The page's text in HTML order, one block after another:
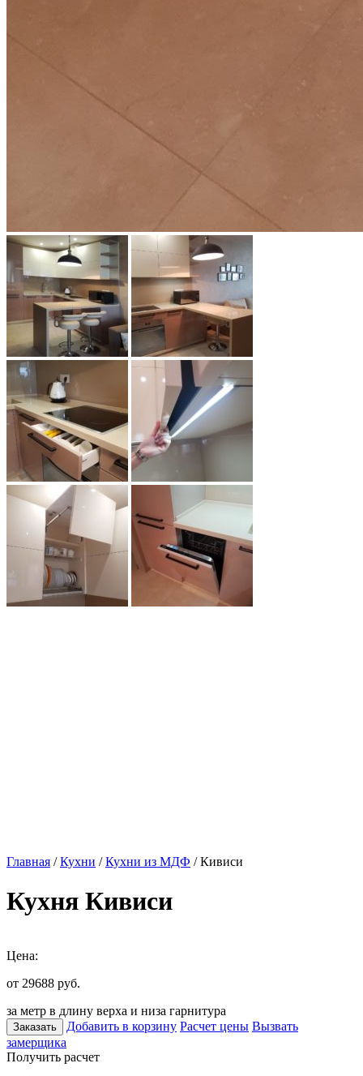
Главная /Кухни /Кухни из МДФ / Кивиси
Кухня Кивиси
Цена:
от 29688 руб.
за метр в длину верха и низа гарнитура
Заказать Добавить в корзину Расчет цены Вызвать
замерщика
Получить расчет